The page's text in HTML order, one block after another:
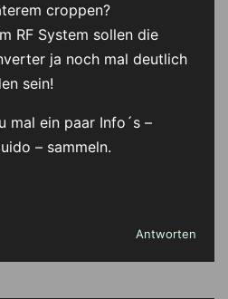
croppen?
RF System sollen die
ja noch mal deutlich
sein!
mal ein paar Info´s –
– sammeln.
Antworten